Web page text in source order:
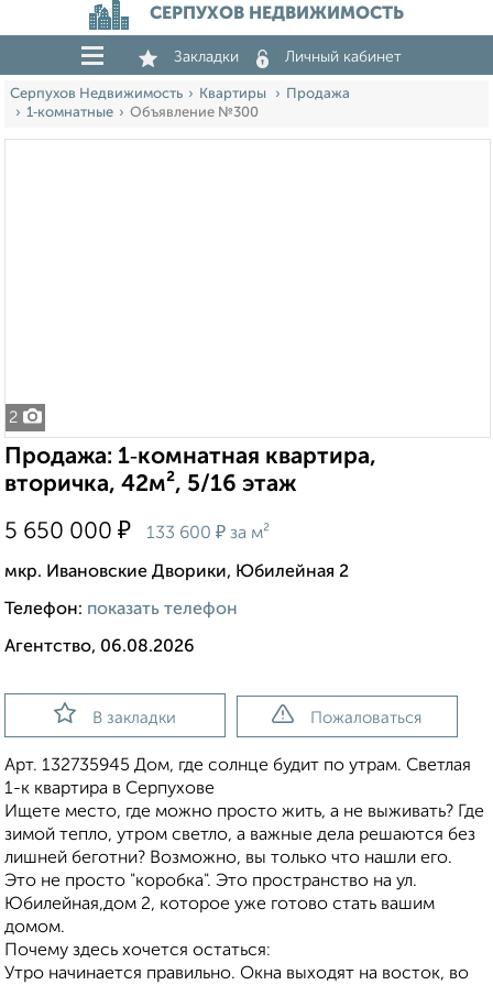
СЕРПУХОВ НЕДВИЖИМОСТЬ
Закладки Личный кабинет
Серпухов Недвижимость Квартиры
Продажа
1‑комнатные
Объявление №300
2
Продажа: 1‑комнатная квартира,
вторичка, 42м², 5/16 этаж
5 650 000 ₽ 133 600 ₽ за м²
мкр. Ивановские Дворики, Юбилейная 2
Телефон: показать телефон
Агентство, 06.08.2026
В закладки Пожаловаться
Арт. 132735945 Дом, где солнце будит по утрам. Светлая
1-к квартира в Серпухове
Ищете место, где можно просто жить, а не выживать? Где
зимой тепло, утром светло, а важные дела решаются без
лишней беготни? Возможно, вы только что нашли его.
Это не просто "коробка". Это пространство на ул.
Юбилейная,дом 2, которое уже готово стать вашим
домом.
Почему здесь хочется остаться:
Утро начинается правильно. Окна выходят на восток, во